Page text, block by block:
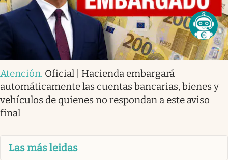
Atención. Oficial | Hacienda embargará
automáticamente las cuentas bancarias, bienes y
vehículos de quienes no respondan a este aviso
final
Las más leidas